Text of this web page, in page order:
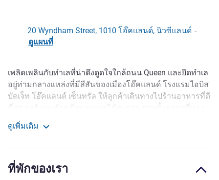
20 Wyndham Street, 1010 โอ๊คแลนด์, นิวซีแลนด์ -
ดูแผนที่
รายละเอียด
เพลิดเพลินกับทำเลที่น่าดึงดูดใจใกล้ถนน Queen และยึดทำเล
อยู่ท่ามกลางแหล่งที่มีสีสันของเมืองโอ๊คแลนด์ โรงแรมไอบิส
บัดเจ็ท โอ๊คแลนด์ เซ็นทรัล ให้ลูกค้าเดินทางไปร้านอาหารที่ดี
เที่ยว เช่น SkyCity Entertain ment, Casino complex, ท่าเรือ
Viaduct และย่าน Britomart เรามีห้องพักที่สะดวกสบาย 144
ไอบิส สไตล์ โอ๊คแลนด์ ตั้งอยู่ในทำเลที่สะดวกสบายใน
ดูเพิ่มเติม
ที่พักของเรา